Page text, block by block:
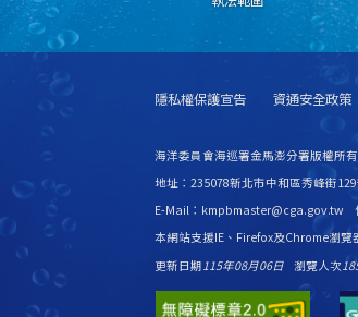
隱私權保護宣告 資通安全政策
海洋委員會海巡署金馬澎分署版權所
地址：235078新北市中和區秀峰街
E-Mail：kmpbmaster@cga.gov.tw
本網站支援IE、Firefox及Chrome瀏覽
更新日期 115年08月06日 瀏覽人次